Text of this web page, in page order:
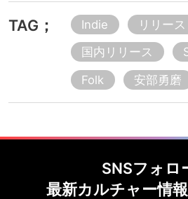
TAG； Indie リリース
国内リリース
Folk
安部勇磨
SNSフォロ
最新カルチャー情